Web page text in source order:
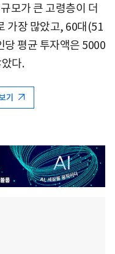
모가 큰 고령층이 더
가장 많았고, 60대(51
당 평균 투자액은 5000
다.
기